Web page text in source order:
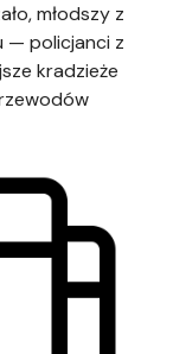
młodszy z
— policjanci z
kradzieże